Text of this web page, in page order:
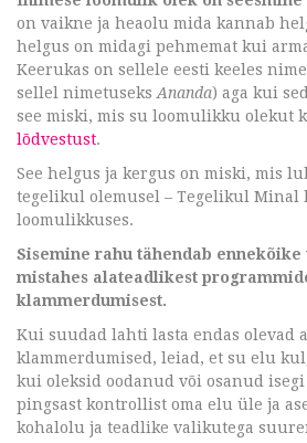
on vaikne ja heaolu mida kannab
helgus on midagi pehmemat kui
Keerukas on sellele eesti keeles
sellel nimetuseks Ananda) aga kui
see miski, mis su loomulikku olekut
lõdvestust.
See helgus ja kergus on miski, mis
tegelikul olemusel – Tegelikul Minal
loomulikkuses.
Sisemine rahu tähendab ennekõike
mistahes alateadlikest
klammerdumisest.
Kui suudad lahti lasta endas olevad
klammerdumised, leiad, et su elu
kui oleksid oodanud või osanud
pingsast kontrollist oma elu üle ja
kohalolu ja teadlike valikutega